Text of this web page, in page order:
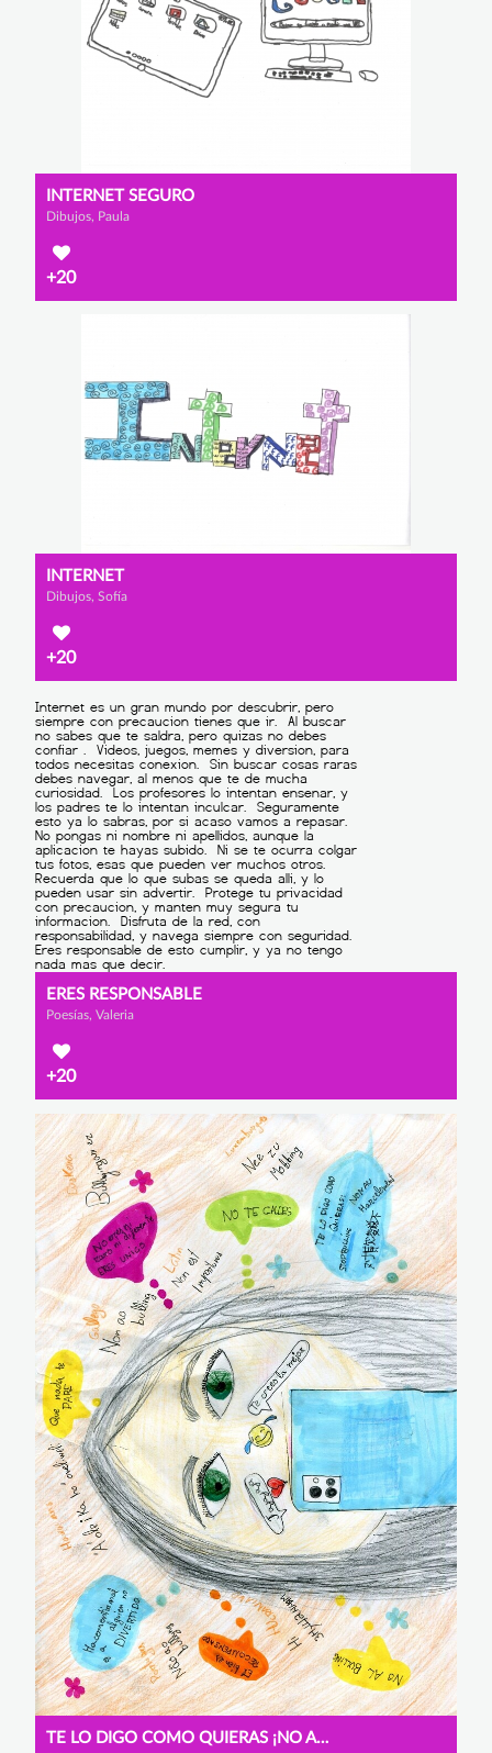
INTERNET SEGURO
Dibujos, Paula
+20
INTERNET
Dibujos, Sofía
+20
ERES RESPONSABLE
Poesías, Valeria
+20
TE LO DIGO COMO QUIERAS ¡NO AL BULLYING!